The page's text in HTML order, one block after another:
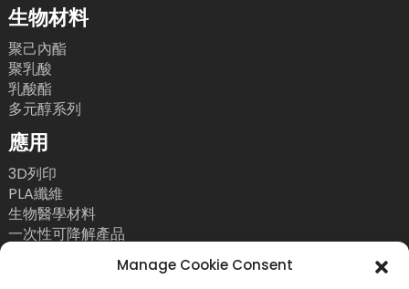
生物材料
聚己內酯
聚乳酸
乳酸酯
多元醇系列
應用
3D列印
PLA纖維
生物醫學材料
一次性可降解產品
Manage Cookie Consent